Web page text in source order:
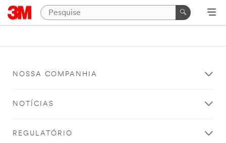
NOSSA COMPANHIA
NOTÍCIAS
REGULATÓRIO